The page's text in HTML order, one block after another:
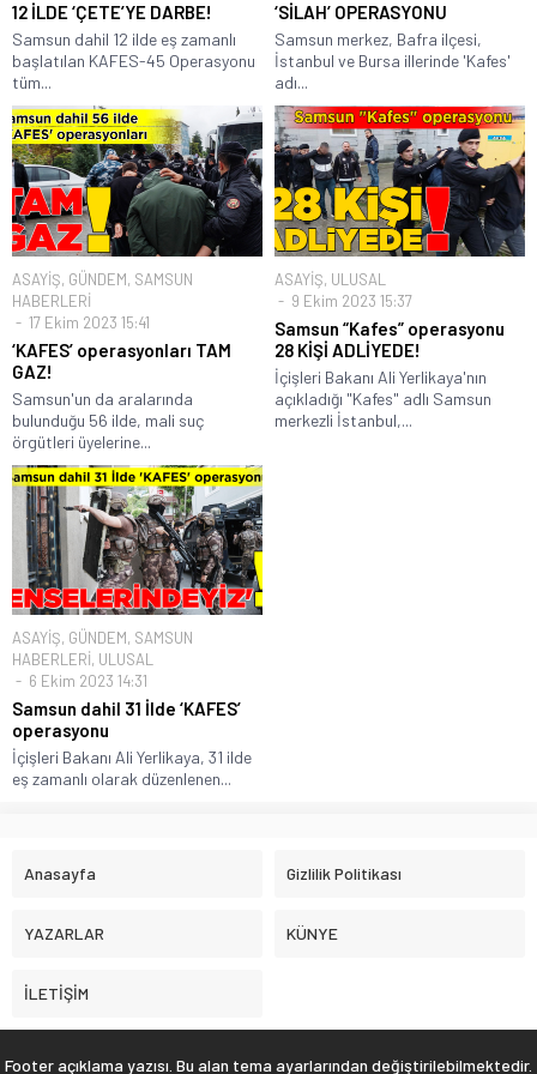
12 İLDE ‘ÇETE’YE DARBE!
Samsun dahil 12 ilde eş zamanlı
başlatılan KAFES-45 Operasyonu
tüm...
‘SİLAH’ OPERASYONU
Samsun merkez, Bafra ilçesi,
İstanbul ve Bursa illerinde 'Kafes'
adı...
ASAYİŞ, GÜNDEM, SAMSUN
HABERLERİ
17 Ekim 2023 15:41
‘KAFES’ operasyonları TAM
GAZ!
Samsun'un da aralarında
bulunduğu 56 ilde, mali suç
örgütleri üyelerine...
ASAYİŞ, ULUSAL
9 Ekim 2023 15:37
Samsun “Kafes” operasyonu
28 KİŞİ ADLİYEDE!
İçişleri Bakanı Ali Yerlikaya'nın
açıkladığı "Kafes" adlı Samsun
merkezli İstanbul,...
ASAYİŞ, GÜNDEM, SAMSUN
HABERLERİ, ULUSAL
6 Ekim 2023 14:31
Samsun dahil 31 İlde ‘KAFES’
operasyonu
İçişleri Bakanı Ali Yerlikaya, 31 ilde
eş zamanlı olarak düzenlenen...
Anasayfa Gizlilik Politikası
YAZARLAR KÜNYE
İLETİŞİM
Footer açıklama yazısı. Bu alan tema ayarlarından değiştirilebilmektedir.